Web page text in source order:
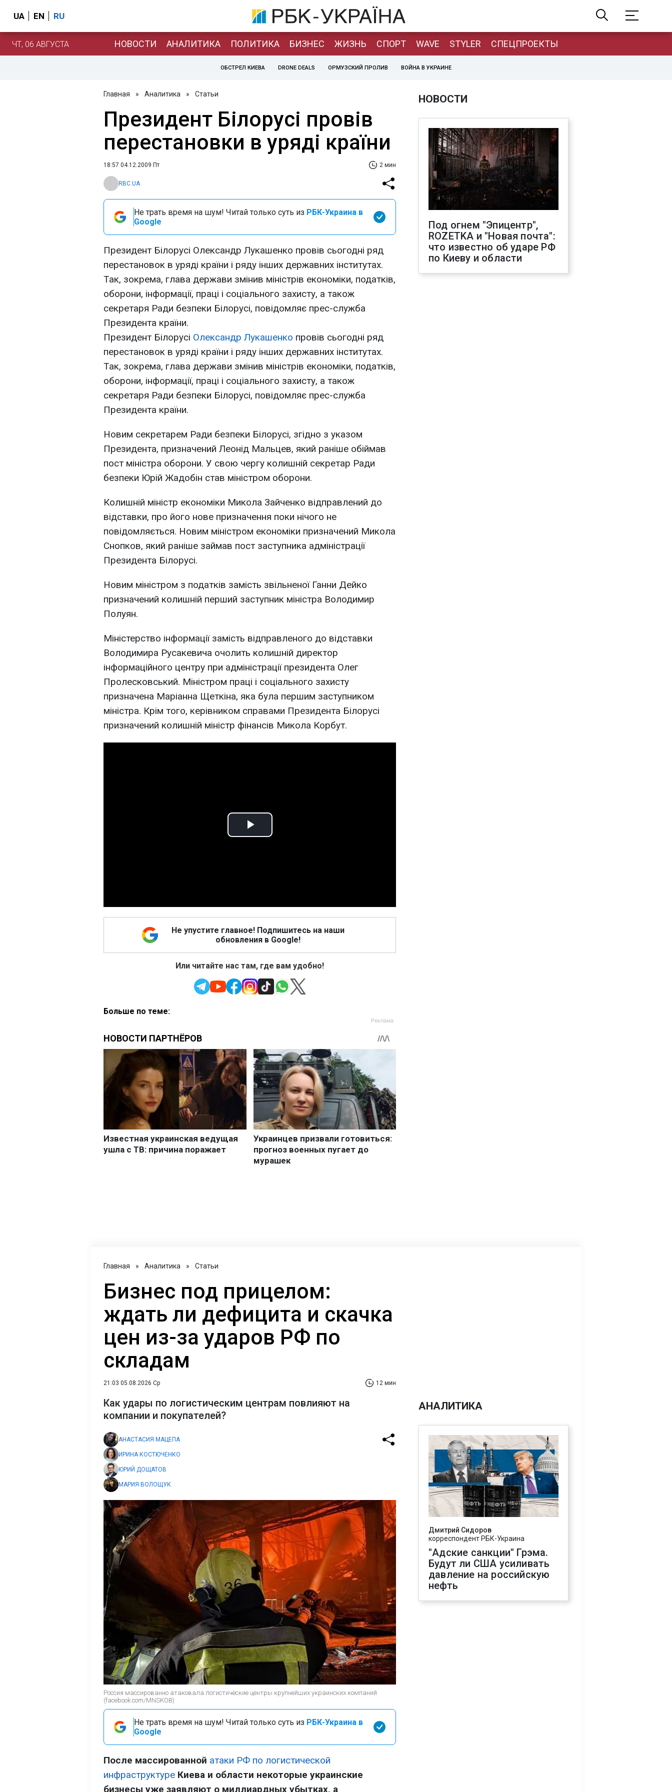
UA EN RU
ЧТ, 06 АВГУСТА НОВОСТИ АНАЛИТИКА ПОЛИТИКА БИЗНЕС ЖИЗНЬ СПОРТ WAVE STYLER СПЕЦПРОЕКТЫ
ОБСТРЕЛ КИЕВА DRONE DEALS ОРМУЗСКИЙ ПРОЛИВ ВОЙНА В УКРАИНЕ
Главная » Аналитика » Статьи
Президент Білорусі провів
перестановки в уряді країни
18:57 04.12.2009 Пт 2 мин
RBC.UA
Не трать время на шум! Читай только суть из РБК-Украина в
Google
Президент Білорусі Олександр Лукашенко провів сьогодні ряд
перестановок в уряді країни і ряду інших державних інститутах.
Так, зокрема, глава держави змінив міністрів економіки, податків,
оборони, інформації, праці і соціального захисту, а також
секретаря Ради безпеки Білорусі, повідомляє прес-служба
Президента країни.
Президент Білорусі Олександр Лукашенко провів сьогодні ряд
перестановок в уряді країни і ряду інших державних інститутах.
Так, зокрема, глава держави змінив міністрів економіки, податків,
оборони, інформації, праці і соціального захисту, а також
секретаря Ради безпеки Білорусі, повідомляє прес-служба
Президента країни.
Новим секретарем Ради безпеки Білорусі, згідно з указом
Президента, призначений Леонід Мальцев, який раніше обіймав
пост міністра оборони. У свою чергу колишній секретар Ради
безпеки Юрій Жадобін став міністром оборони.
Колишній міністр економіки Микола Зайченко відправлений до
відставки, про його нове призначення поки нічого не
повідомляється. Новим міністром економіки призначений Микола
Снопков, який раніше займав пост заступника адміністрації
Президента Білорусі.
Новим міністром з податків замість звільненої Ганни Дейко
призначений колишній перший заступник міністра Володимир
Полуян.
Міністерство інформації замість відправленого до відставки
Володимира Русакевича очолить колишній директор
інформаційного центру при адміністрації президента Олег
Пролесковський. Міністром праці і соціального захисту
призначена Маріанна Щеткіна, яка була першим заступником
міністра. Крім того, керівником справами Президента Білорусі
призначений колишній міністр фінансів Микола Корбут.
Play
Не упустите главное! Подпишитесь на наши
обновления в Google!
Или читайте нас там, где вам удобно!
Больше по теме:
НОВОСТИ
Под огнем "Эпицентр",
ROZETKA и "Новая почта":
что известно об ударе РФ
по Киеву и области
Главная » Аналитика » Статьи
Бизнес под прицелом:
ждать ли дефицита и скачка
цен из-за ударов РФ по
складам
21:03 05.08.2026 Ср 12 мин
Как удары по логистическим центрам повлияют на
компании и покупателей?
АНАСТАСИЯ МАЦЕПА
ИРИНА КОСТЮЧЕНКО
ЮРИЙ ДОЩАТОВ
МАРИЯ ВОЛОЩУК
Россия массированно атаковала логистические центры крупнейших украинских компаний
(facebook.com/MNSKOB)
Не трать время на шум! Читай только суть из РБК-Украина в
Google
После массированной атаки РФ по логистической
инфраструктуре Киева и области некоторые украинские
бизнесы уже заявляют о миллиардных убытках, а
АНАЛИТИКА
Дмитрий Сидоров
корреспондент РБК-Украина
"Адские санкции" Грэма.
Будут ли США усиливать
давление на российскую
нефть